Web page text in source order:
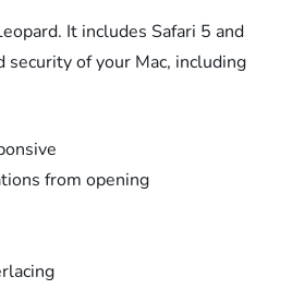
It includes Safari 5 and
of your Mac, including
from opening